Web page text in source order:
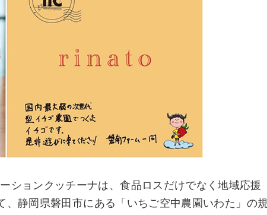
ションクッチーナは、食品ロスだけでなく地域応援
静岡県磐田市にある「いちご空中農園いわた」の規